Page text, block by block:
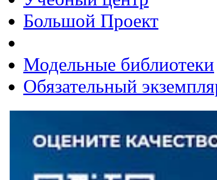
Большой Проект
Модельные библиотеки
Обязательный